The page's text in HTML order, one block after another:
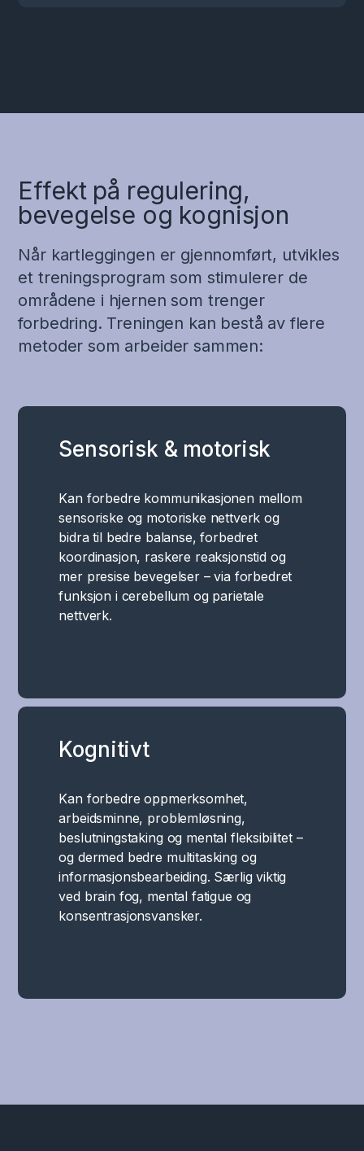
Effekt på regulering,
bevegelse og kognisjon
Når kartleggingen er gjennomført, utvikles
et treningsprogram som stimulerer de
områdene i hjernen som trenger
forbedring. Treningen kan bestå av flere
metoder som arbeider sammen:
Sensorisk & motorisk
Kan forbedre kommunikasjonen mellom
sensoriske og motoriske nettverk og
bidra til bedre balanse, forbedret
koordinasjon, raskere reaksjonstid og
mer presise bevegelser – via forbedret
funksjon i cerebellum og parietale
nettverk.
Kognitivt
Kan forbedre oppmerksomhet,
arbeidsminne, problemløsning,
beslutningstaking og mental fleksibilitet –
og dermed bedre multitasking og
informasjonsbearbeiding. Særlig viktig
ved brain fog, mental fatigue og
konsentrasjonsvansker.